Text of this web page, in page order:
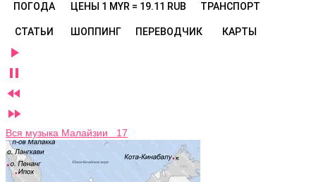
ПОГОДА ЦЕНЫ 1 MYR = 19.11 RUB ТРАНСПОРТ
СТАТЬИ ШОППИНГ ПЕРЕВОДЧИК КАРТЫ




Вся музыка Малайзии 17